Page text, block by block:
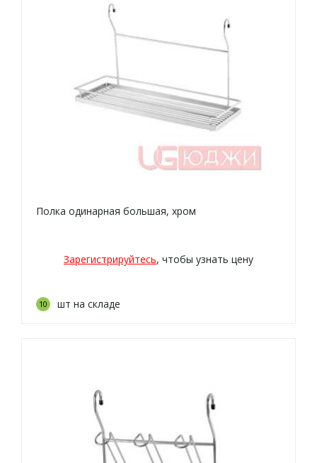
Полка одинарная большая, хром
Зарегистрируйтесь, чтобы узнать цену
10 шт на складе